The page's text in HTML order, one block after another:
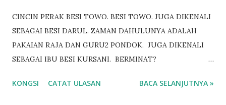
CINCIN PERAK BESI TOWO. BESI TOWO. JUGA DIKENALI
SEBAGAI BESI DARUL. ZAMAN DAHULUNYA ADALAH
PAKAIAN RAJA DAN GURU2 PONDOK. JUGA DIKENALI
SEBAGAI IBU BESI KURSANI. BERMINAT?
KONGSI CATAT ULASAN BACA SELANJUTNYA »